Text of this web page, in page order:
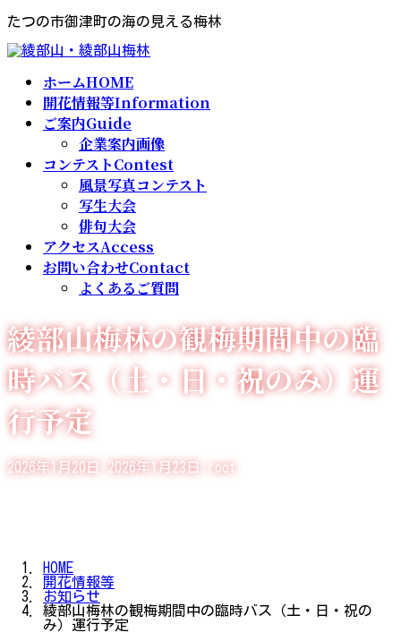
コ
テ
ナ
ゲ
たつの市御津町の海の見える梅林
ホームHOME
開花情報等Information
ご案内Guide
企業案内画像
コンテストContest
風景写真コンテスト
写生大会
俳句大会
アクセスAccess
お問い合わせContact
よくあるご質問
綾部山梅林の観梅期間中の臨
時バス（土・日・祝のみ）運
行予定
2026年1月20日
最
2026年1月23日 root
HOME
開花情報等
お知らせ
綾部山梅林の観梅期間中の臨時バス（土・日・祝の
み）運行予定